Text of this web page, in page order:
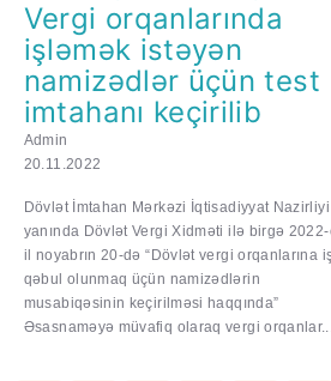
Vergi orqanlarında
işləmək istəyən
namizədlər üçün tеst
imtаhаnı keçirilib
Admin
20.11.2022
Dövlət İmtahan Mərkəzi İqtisadiyyat Nazirliyi
yanında Dövlət Vergi Xidməti ilə birgə 2022-
il noyabrın 20-də “Dövlət vergi orqanlarına
qəbul olunmaq üçün namizədlərin
musabiqəsinin keçirilməsi haqqında”
Əsasnaməyə müvafiq olaraq vergi